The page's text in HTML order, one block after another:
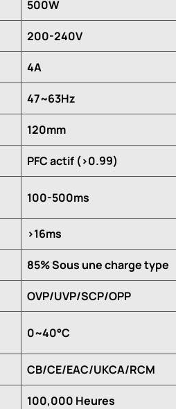
500W
200-240V
4A
47~63Hz
120mm
PFC actif (>0.99)
100-500ms
>16ms
85% Sous une charge type
OVP/UVP/SCP/OPP
0~40°C
CB/CE/EAC/UKCA/RCM
100,000 Heures